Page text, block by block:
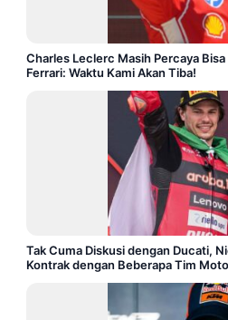
Charles Leclerc Masih Percaya
Ferrari: Waktu Kami Akan Tiba!
Tak Cuma Diskusi dengan Ducati,
Kontrak dengan Beberapa Tim